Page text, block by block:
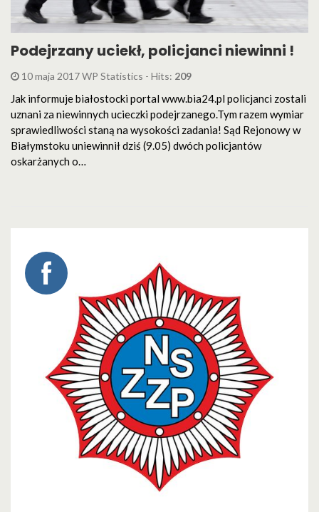
Podejrzany uciekł, policjanci niewinni !
10 maja 2017 WP Statistics - Hits: 209
Jak informuje białostocki portal www.bia24.pl policjanci zostali
uznani za niewinnych ucieczki podejrzanego.Tym razem wymiar
sprawiedliwości staną na wysokości zadania! Sąd Rejonowy w
Białymstoku uniewinnił dziś (9.05) dwóch policjantów
oskarżanych o…